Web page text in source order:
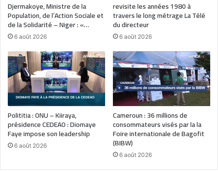
Djermakoye, Ministre de la
Population, de l’Action Sociale et
de la Solidarité – Niger : «…
6 août 2026
revisite les années 1980 à
travers le long métrage La Télé
du directeur
6 août 2026
Polititia : ONU – Kiiraya,
présidence CEDEAO : Diomaye
Faye impose son leadership
6 août 2026
Cameroun : 36 millions de
consommateurs visés par la la
Foire internationale de Bagofit
(BIBW)
6 août 2026